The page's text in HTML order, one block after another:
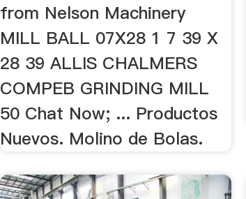
from Nelson Machinery
MILL BALL 07X28 1 7 39 X
28 39 ALLIS CHALMERS
COMPEB GRINDING MILL
50 Chat Now; ... Productos
Nuevos. Molino de Bolas.